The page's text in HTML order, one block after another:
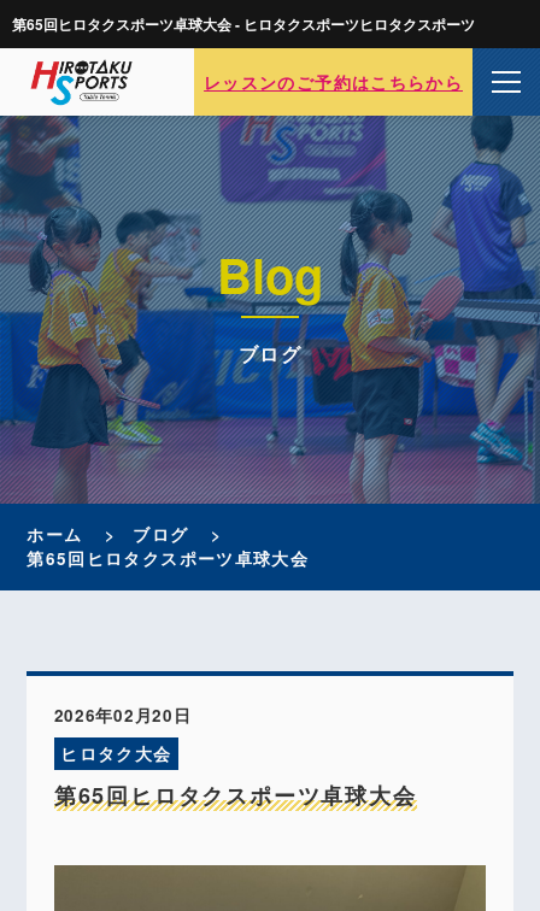
第65回ヒロタクスポーツ卓球大会 - ヒロタクスポーツヒロタクスポーツ
レッスンのご予約はこちらから
Blog
ブログ
ホーム
ブログ
第65回ヒロタクスポーツ卓球大会
2026年02月20日
ヒロタク大会
第65回ヒロタクスポーツ卓球大会